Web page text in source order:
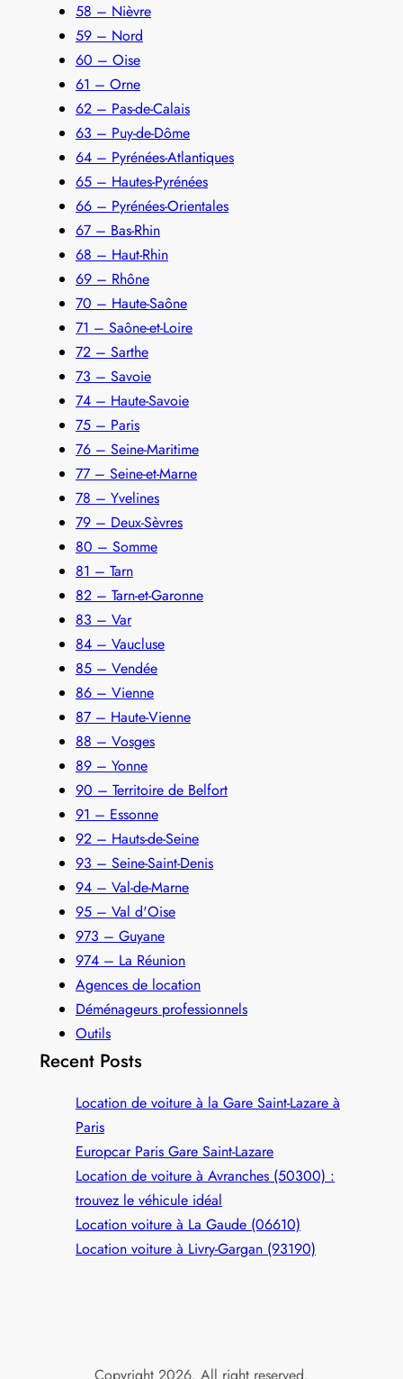
58 – Nièvre
59 – Nord
60 – Oise
61 – Orne
62 – Pas-de-Calais
63 – Puy-de-Dôme
64 – Pyrénées-Atlantiques
65 – Hautes-Pyrénées
66 – Pyrénées-Orientales
67 – Bas-Rhin
68 – Haut-Rhin
69 – Rhône
70 – Haute-Saône
71 – Saône-et-Loire
72 – Sarthe
73 – Savoie
74 – Haute-Savoie
75 – Paris
76 – Seine-Maritime
77 – Seine-et-Marne
78 – Yvelines
79 – Deux-Sèvres
80 – Somme
81 – Tarn
82 – Tarn-et-Garonne
83 – Var
84 – Vaucluse
85 – Vendée
86 – Vienne
87 – Haute-Vienne
88 – Vosges
89 – Yonne
90 – Territoire de Belfort
91 – Essonne
92 – Hauts-de-Seine
93 – Seine-Saint-Denis
94 – Val-de-Marne
95 – Val d'Oise
973 – Guyane
974 – La Réunion
Agences de location
Déménageurs professionnels
Outils
Recent Posts
Location de voiture à la Gare Saint-Lazare à
Paris
Europcar Paris Gare Saint‑Lazare
Location de voiture à Avranches (50300) :
trouvez le véhicule idéal
Location voiture à La Gaude (06610)
Location voiture à Livry-Gargan (93190)
Copyright 2026. All right reserved.